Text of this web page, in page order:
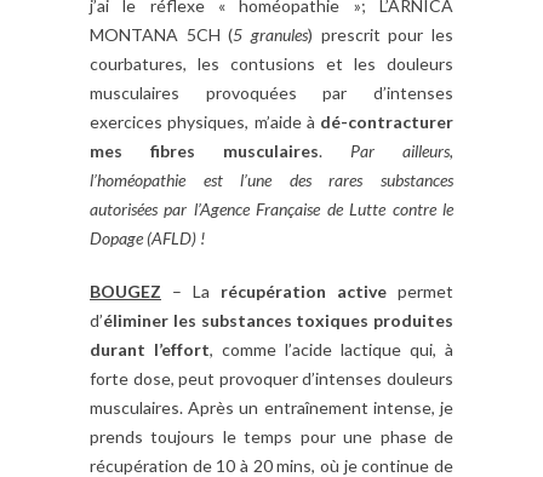
j’ai le réflexe « homéopathie »; L’ARNICA
MONTANA 5CH (5 granules) prescrit pour les
courbatures, les contusions et les douleurs
musculaires provoquées par d’intenses
exercices physiques, m’aide à dé-contracturer
mes fibres musculaires. Par ailleurs,
l’homéopathie est l’une des rares substances
autorisées par l’Agence Française de Lutte contre le
Dopage (AFLD) !
BOUGEZ – La récupération active permet
d’éliminer les substances toxiques produites
durant l’effort, comme l’acide lactique qui, à
forte dose, peut provoquer d’intenses douleurs
musculaires. Après un entraînement intense, je
prends toujours le temps pourune phase de
récupération de 10 à 20 mins, où je continue de